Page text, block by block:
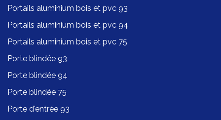
Portails aluminium bois et pvc 93
Portails aluminium bois et pvc 94
Portails aluminium bois et pvc 75
Porte blindée 93
Porte blindée 94
Porte blindée 75
Porte d'entrée 93